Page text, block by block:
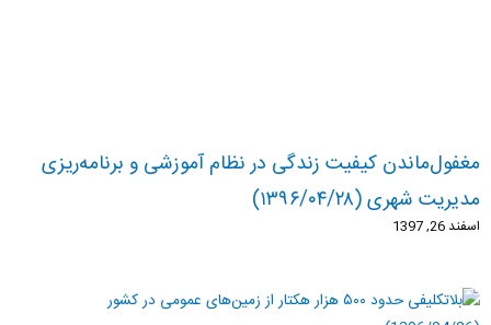
مغفول‌ماندن کیفیت زندگی در نظام آموزشی و برنامه‌ریزی
مدیریت شهری (۱۳۹۶/۰۴/۲۸)
اسفند 26, 1397